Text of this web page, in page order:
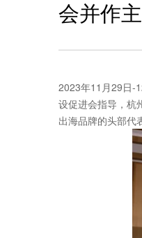
会并作
2023年11月29日-
设促进会指导，杭
出海品牌的头部代